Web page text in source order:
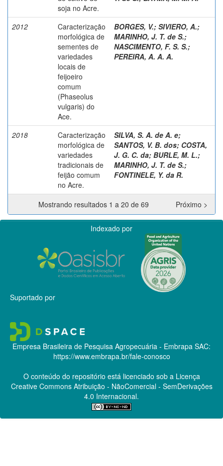
soja no Acre.
2012
Caracterização
morfológica de
sementes de
variedades
locais de
feijoeiro
comum
(Phaseolus
vulgaris) do
Ace.
BORGES, V.; SIVIERO, A.;
MARINHO, J. T. de S.;
NASCIMENTO, F. S. S.;
PEREIRA, A. A. A.
2018
Caracterização
morfológica de
variedades
tradicionais de
feijão comum
no Acre.
SILVA, S. A. de A. e;
SANTOS, V. B. dos; COSTA,
J. G. C. da; BURLE, M. L.;
MARINHO, J. T. de S.;
FONTINELE, Y. da R.
Mostrando resultados 1 a 20 de 69 Próximo >
Indexado por
Suportado por
Empresa Brasileira de Pesquisa Agropecuária - Embrapa SAC:
https://www.embrapa.br/fale-conosco
O conteúdo do repositório está licenciado sob a Licença
Creative CommonsAtribuição - NãoComercial - SemDerivações
4.0 Internacional.